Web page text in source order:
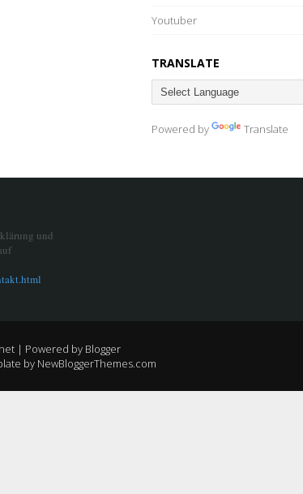
Youtuber
TRANSLATE
Powered by Translate
und
| Powered by Blogger
by NewBloggerThemes.com